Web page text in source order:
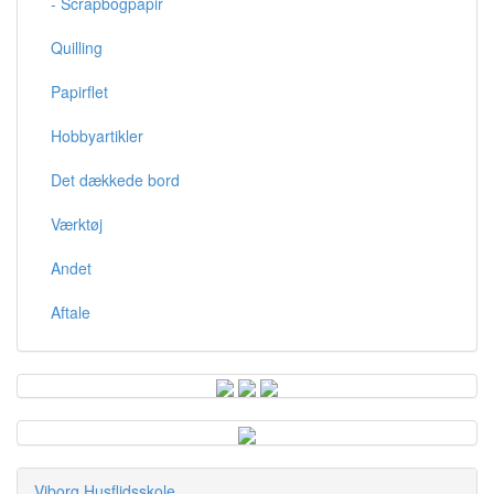
Quilling
Papirflet
Hobbyartikler
Det dækkede bord
Værktøj
Andet
Aftale